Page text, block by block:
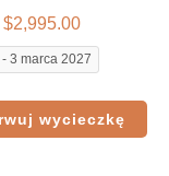
$2,995.00
3 marca 2027
wycieczkę